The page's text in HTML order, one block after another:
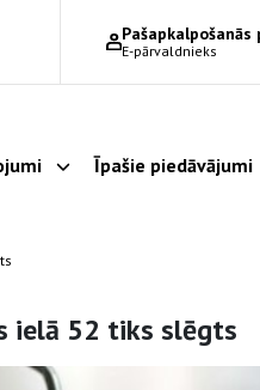
Pašapkalpošanās
E-pārvaldnieks
Parādīt apakšizvēlni
Īpašie piedāvājumi
ielā 52 tiks slēgts